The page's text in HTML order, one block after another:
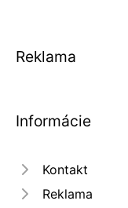
Reklama
Informácie
Kontakt
Reklama